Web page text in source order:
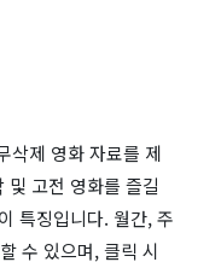
삭제 영화 자료를 제
및 고전 영화를 즐길
특징입니다. 월간, 주
수 있으며, 클릭 시